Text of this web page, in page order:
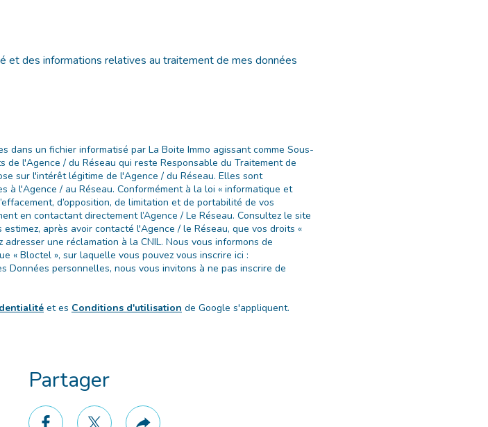
et des informations relatives au traitement de mes données
un fichier informatisé par La Boite Immo agissant comme Sous-
l'Agence / du Réseau qui reste Responsable du Traitement de
sur l'intérêt légitime de l'Agence / du Réseau. Elles sont
à l'Agence / au Réseau. Conformément à la loi « informatique et
d’opposition, de limitation et de portabilité de vos
en contactant directement l’Agence / Le Réseau. Consultez le site
après avoir contacté l'Agence / le Réseau, que vos droits «
une réclamation à la CNIL. Nous vous informons de
« Bloctel », sur laquelle vous pouvez vous inscrire ici :
Données personnelles, nous vous invitons à ne pas inscrire de
et es Conditions d'utilisation de Google s'appliquent.
Partager